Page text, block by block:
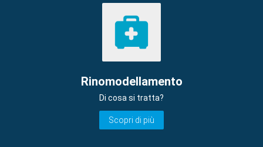
Rinomodellamento
Di cosa si tratta?
Scopri di più